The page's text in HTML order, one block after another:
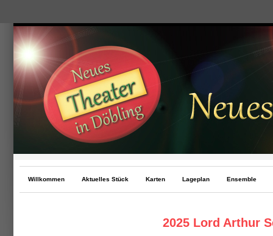
Willkommen Aktuelles Stück Karten Lageplan Ensemble
2025 Lord Arthur